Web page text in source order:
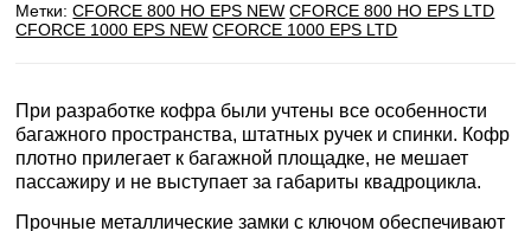
Метки:CFORCE 800 HO EPS NEW CFORCE 800 HO EPS LTD
CFORCE 1000 EPS NEW CFORCE 1000 EPS LTD
При разработке кофра были учтены все особенности
багажного пространства, штатных ручек и спинки. Кофр
плотно прилегает к багажной площадке, не мешает
пассажиру и не выступает за габариты квадроцикла.
Прочные металлические замки с ключом обеспечивают